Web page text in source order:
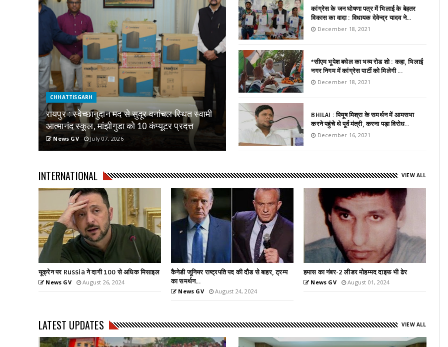
CHHATTISGARH
रायपुर : स्वेच्छानुदान मद से सुदूर वनांचल स्थित स्वामी
आत्मानंद स्कूल, मांझीगुडा को 10 कंप्यूटर प्रदत्त
News GV July 07, 2026
कांग्रेस के जन घोषणा पत्र में भिलाई के बेहतर
विकास का वादा : विधायक देवेन्द्र यादव ने...
December 18, 2021
*सीएम भूपेश बघेल का भव्य रोड शो : कहा, भिलाई
नगर निगम में कांग्रेस पार्टी को मिलेगी ...
December 18, 2021
BHILAI : पियूष मिश्रा के समर्थन में आमसभा
करने पहुंचे थे पूर्व मंत्री, करना पड़ा विरोध...
December 16, 2021
INTERNATIONAL VIEW ALL
कैनेडी जूनियर राष्ट्रपति पद की दौड से बाहर, ट्रम्प
का समर्थन...
News GV August 24, 2024
हमास का नंबर-2 लीडर मोहम्मद दाइफ भी ढेर
News GV
पीएम मोदी ने मॉस्को में भारतीय मूल के लोगों को किया
संबोधित
News GV July 09, 2024
LATEST UPDATES VIEW ALL